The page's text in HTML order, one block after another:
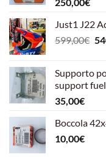
Just1 J22
599,00€ Il
Supporto
support
35,00€
Boccola
10,00€